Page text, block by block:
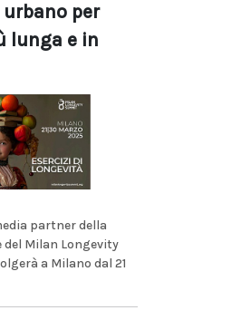
per
lunga e in
partner della
del Milan Longevity
a Milano dal 21